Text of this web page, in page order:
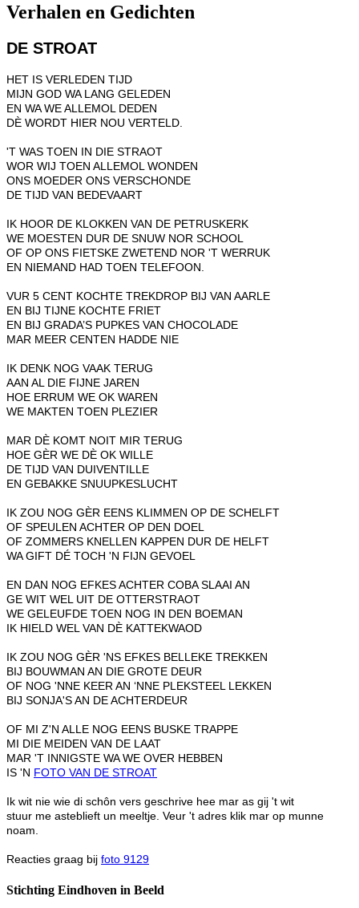
Verhalen en Gedichten
DE STROAT
HET IS VERLEDEN TIJD
MIJN GOD WA LANG GELEDEN
EN WA WE ALLEMOL DEDEN
DÈ WORDT HIER NOU VERTELD.
'T WAS TOEN IN DIE STRAOT
WOR WIJ TOEN ALLEMOL WONDEN
ONS MOEDER ONS VERSCHONDE
DE TIJD VAN BEDEVAART
IK HOOR DE KLOKKEN VAN DE PETRUSKERK
WE MOESTEN DUR DE SNUW NOR SCHOOL
OF OP ONS FIETSKE ZWETEND NOR 'T WERRUK
EN NIEMAND HAD TOEN TELEFOON.
VUR 5 CENT KOCHTE TREKDROP BIJ VAN AARLE
EN BIJ TIJNE KOCHTE FRIET
EN BIJ GRADA’S PUPKES VAN CHOCOLADE
MAR MEER CENTEN HADDE NIE
IK DENK NOG VAAK TERUG
AAN AL DIE FIJNE JAREN
HOE ERRUM WE OK WAREN
WE MAKTEN TOEN PLEZIER
MAR DÈ KOMT NOIT MIR TERUG
HOE GÈR WE DÈ OK WILLE
DE TIJD VAN DUIVENTILLE
EN GEBAKKE SNUUPKESLUCHT
IK ZOU NOG GÈR EENS KLIMMEN OP DE SCHELFT
OF SPEULEN ACHTER OP DEN DOEL
OF ZOMMERS KNELLEN KAPPEN DUR DE HELFT
WA GIFT DÉ TOCH 'N FIJN GEVOEL
EN DAN NOG EFKES ACHTER COBA SLAAI AN
GE WIT WEL UIT DE OTTERSTRAOT
WE GELEUFDE TOEN NOG IN DEN BOEMAN
IK HIELD WEL VAN DÈ KATTEKWAOD
IK ZOU NOG GÈR 'NS EFKES BELLEKE TREKKEN
BIJ BOUWMAN AN DIE GROTE DEUR
OF NOG 'NNE KEER AN ‘NNE PLEKSTEEL LEKKEN
BIJ SONJA'S AN DE ACHTERDEUR
OF MI Z'N ALLE NOG EENS BUSKE TRAPPE
MI DIE MEIDEN VAN DE LAAT
MAR 'T INNIGSTE WA WE OVER HEBBEN
IS 'N FOTO VAN DE STROAT
Ik wit nie wie di schôn vers geschrive hee mar as gij 't wit
stuur me asteblieft un meeltje. Veur 't adres klik mar op munne
noam.
Reacties graag bij foto 9129
Stichting Eindhoven in Beeld